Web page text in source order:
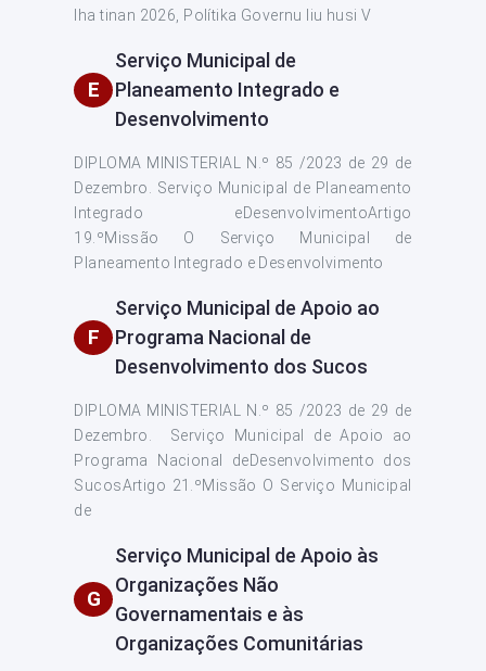
Iha tinan 2026, Polítika Governu liu husi V
E
Serviço Municipal de
Planeamento Integrado e
Desenvolvimento
DIPLOMA MINISTERIAL N.º 85 /2023 de 29 de
Dezembro. Serviço Municipal de Planeamento
Integrado eDesenvolvimentoArtigo
19.ºMissão O Serviço Municipal de
Planeamento Integrado e Desenvolvimento
F
Serviço Municipal de Apoio ao
Programa Nacional de
Desenvolvimento dos Sucos
DIPLOMA MINISTERIAL N.º 85 /2023 de 29 de
Dezembro. Serviço Municipal de Apoio ao
Programa Nacional deDesenvolvimento dos
SucosArtigo 21.ºMissão O Serviço Municipal
de
G
Serviço Municipal de Apoio às
Organizações Não
Governamentais e às
Organizações Comunitárias